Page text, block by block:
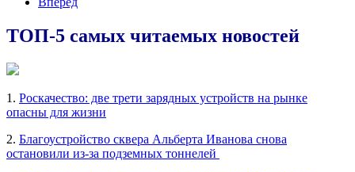
ТОП-5 самых читаемых новостей
1. Роскачество: две трети зарядных устройств на рынке
опасны для жизни
2. Благоустройство сквера Альберта Иванова снова
остановили из-за подземных тоннелей